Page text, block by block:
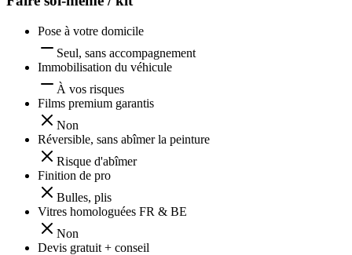
Pose à votre domicile
Seul, sans accompagnement
Immobilisation du véhicule
À vos risques
Films premium garantis
Non
Réversible, sans abîmer la peinture
Risque d'abîmer
Finition de pro
Bulles, plis
Vitres homologuées FR & BE
Non
Devis gratuit + conseil